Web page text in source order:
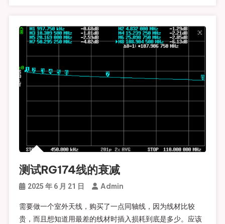
测试RG174线的衰减
2025 年 6 月 21 日 Admin
需要做一个室外天线，购买了一点同轴线，因为线材比较
贵，而且想知道用最差的线材时插入损耗到底是多少。应该